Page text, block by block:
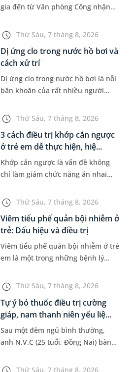
gia đến từ Văn phòng Công nhận
nhận và đánh giá cao nỗ lực duy trì
hệ thống quản lý chất lượ...
Thứ Sáu, 7 tháng 8, 2026
Dị ứng clo trong nước hồ bơi và
cách xử trí
Dị ứng clo trong nước hồ bơi là nỗi
băn khoăn của rất nhiều người
trường hợp thường xuyên bơi ở
những hồ bơi nhân tạo. Bài v...
Thứ Sáu, 7 tháng 8, 2026
3 cách điều trị khớp cắn ngược
ở trẻ em dễ thực hiện, hiệ...
Khớp cắn ngược là vấn đề không
chỉ làm giảm chức năng ăn nhai
đối của khuôn mặt. Do đó, cần khắc
phục sớm tình trạng này để...
Thứ Sáu, 7 tháng 8, 2026
Viêm tiểu phế quản bội nhiễm ở
trẻ: Dấu hiệu và điều trị
Viêm tiểu phế quản bội nhiễm ở trẻ
em là một trong những bệnh lý
bùng phát vào thời điểm giao mùa.
Khi những tổn thương ban đầ...
Thứ Sáu, 7 tháng 8, 2026
Tự ý bỏ thuốc điều trị cường
giáp, nam thanh niên yếu liệ...
Sau một đêm ngủ bình thường,
anh N.V.C (25 tuổi, Đồng Nai) bàng
không thể vận động đi lại được. Kết
Thứ Sáu, 7 tháng 8, 2026